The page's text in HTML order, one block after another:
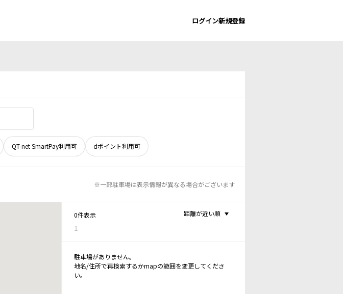
ログイン新規登録
QT-net SmartPay利用可 dポイント利用可
※一部駐車場は表示情報が異なる場合がございます
0件表示
1
距離が近い順
駐車場がありません。
地名/住所で再検索するかmapの範囲を変更してくださ
い。